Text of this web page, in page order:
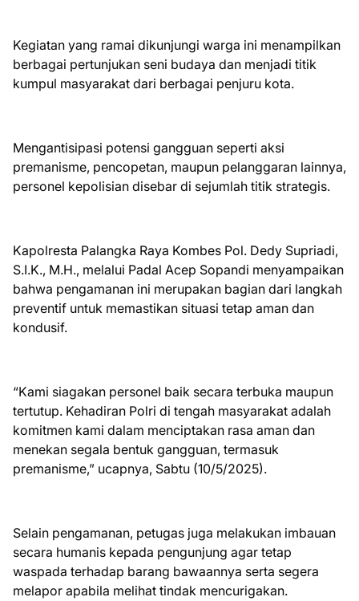
Kegiatan yang ramai dikunjungi warga ini menampilkan
berbagai pertunjukan seni budaya dan menjadi titik
kumpul masyarakat dari berbagai penjuru kota.
Mengantisipasi potensi gangguan seperti aksi
premanisme, pencopetan, maupun pelanggaran lainnya,
personel kepolisian disebar di sejumlah titik strategis.
Kapolresta Palangka Raya Kombes Pol. Dedy Supriadi,
S.I.K., M.H., melalui Padal Acep Sopandi menyampaikan
bahwa pengamanan ini merupakan bagian dari langkah
preventif untuk memastikan situasi tetap aman dan
kondusif.
“Kami siagakan personel baik secara terbuka maupun
tertutup. Kehadiran Polri di tengah masyarakat adalah
komitmen kami dalam menciptakan rasa aman dan
menekan segala bentuk gangguan, termasuk
premanisme,” ucapnya, Sabtu (10/5/2025).
Selain pengamanan, petugas juga melakukan imbauan
secara humanis kepada pengunjung agar tetap
waspada terhadap barang bawaannya serta segera
melapor apabila melihat tindak mencurigakan.